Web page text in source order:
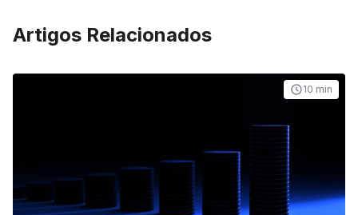
Artigos Relacionados
10 min